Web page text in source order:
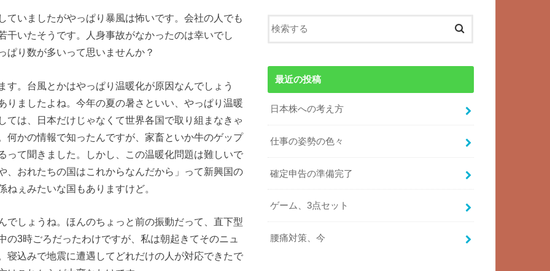
ていましたがやっぱり暴風は怖いです。会社の人でも
干いたそうです。人身事故がなかったのは幸いでし
ぱり数が多いって思いませんか？
。台風とかはやっぱり温暖化が原因なんでしょう
りましたよね。今年の夏の暑さといい、やっぱり温暖
ては、日本だけじゃなくて世界各国で取り組まなきゃ
何かの情報で知ったんですが、家畜といか牛のゲップ
って聞きました。しかし、この温暖化問題は難しいで
、おれたちの国はこれからなんだから」って新興国の
ぇみたいな国もありますけど。
でしょうね。ほんのちょっと前の振動だって、直下型
3時ごろだったわけですが、私は朝起きてそのニュ
寝込みで地震に遭遇してどれだけの人が対応できたで
最近の投稿
日本株への考え方
仕事の姿勢の色々
確定申告の準備完了
ゲーム、3点セット
腰痛対策、今